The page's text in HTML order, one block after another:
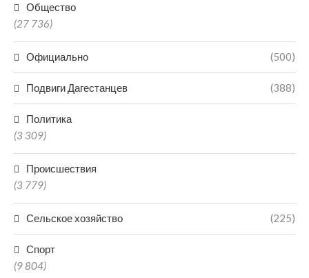
Общество
(27 736)
Официально (500)
Подвиги Дагестанцев (388)
Политика
(3 309)
Происшествия
(3 779)
Сельское хозяйство (225)
Спорт
(9 804)